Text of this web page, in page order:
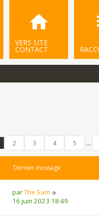
VERS SITE
CONTACT
sur46
2 3 4 5 …
Dernier message
parThe Sam
16 juin 2023 18:49